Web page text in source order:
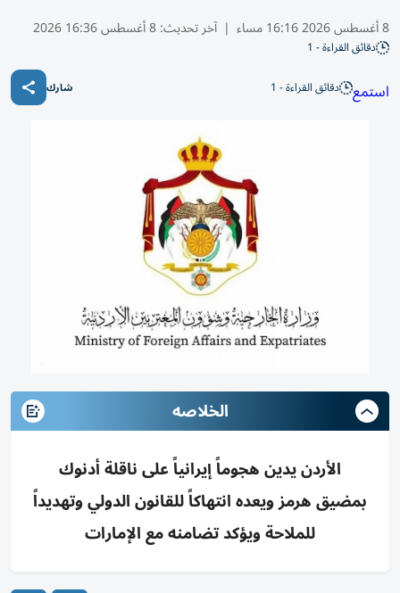
8 أغسطس 2026 16:16 مساء | آخر تحديث:8 أغسطس 16:36 2026
دقائق القراءة - 1
استمع دقائق القراءة - 1 شارك
الخلاصه
الأردن يدين هجوماً إيرانياً على ناقلة أدنوك
بمضيق هرمز ويعده انتهاكاً للقانون الدولي وتهديداً
للملاحة ويؤكد تضامنه مع الإمارات